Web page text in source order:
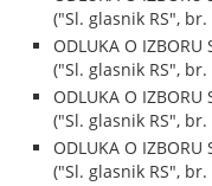
("Sl. glasnik RS",
ODLUKA O IZBORU
("Sl. glasnik RS",
ODLUKA O IZBORU
("Sl. glasnik RS",
ODLUKA O IZBORU
("Sl. glasnik RS",